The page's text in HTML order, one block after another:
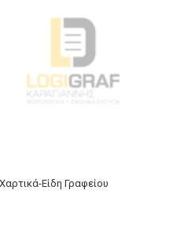
Χαρτικά-Είδη Γραφείου